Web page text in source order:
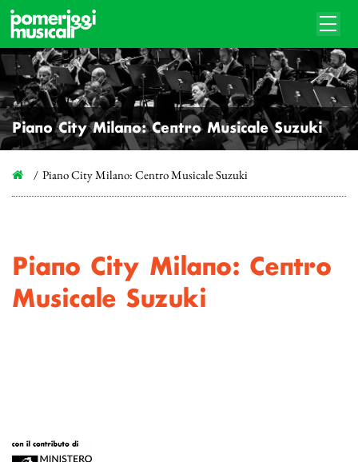
Piano City Milano: Centro Musicale Suzuki
Piano City Milano: Centro Musicale Suzuki
Piano City Milano: Centro
Musicale Suzuki